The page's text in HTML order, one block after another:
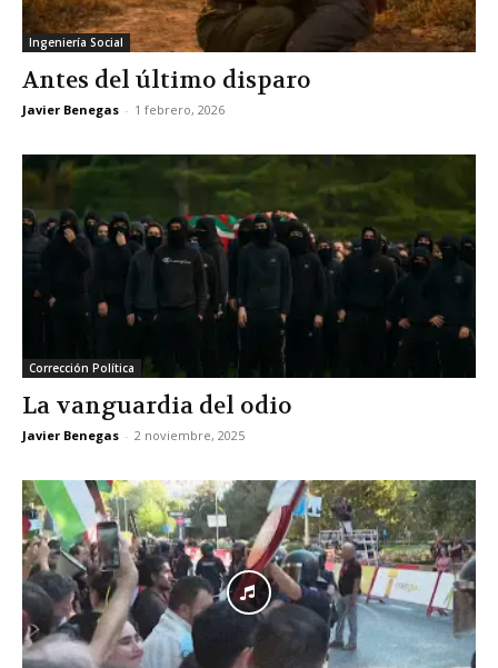
Ingeniería Social
Antes del último disparo
Javier Benegas - 1 febrero, 2026
Corrección Política
La vanguardia del odio
Javier Benegas - 2 noviembre, 2025